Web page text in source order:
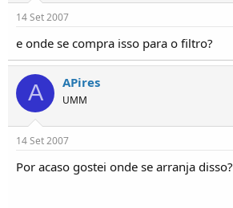
14 Set 2007
e onde se compra isso para o filtro?
A APires
UMM
14 Set 2007
Por acaso gostei onde se arranja disso?